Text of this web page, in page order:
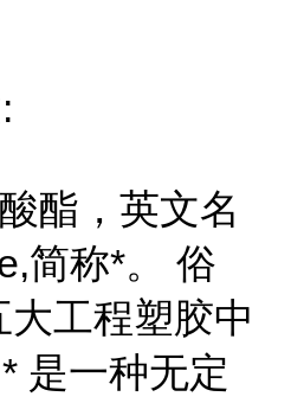
酯，英文名
简称*。 俗
工程塑胶中
是一种无定